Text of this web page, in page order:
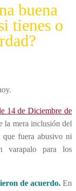
buena
tienes o
14 de Diciembre de
la mera inclusión del
fuera abusivo ni
varapalo para los
de acuerdo. En